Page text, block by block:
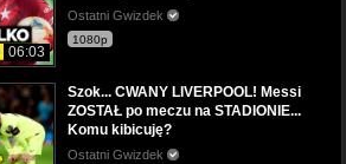
06:03
Ostatni Gwizdek
1080p
Szok... CWANY LIVERPOOL! Messi
ZOSTAŁ po meczu na STADIONIE...
Komu kibicuję?
Ostatni Gwizdek